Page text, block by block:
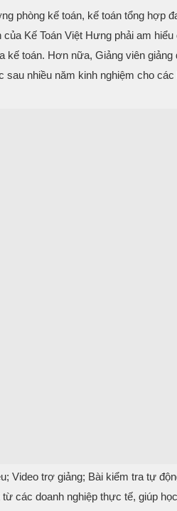
phòng kế toán, kế toán tổng hợp
Kế Toán Việt Hưng phải am
toán. Hơn nữa, Giảng viên
nhiều năm kinh nghiệm cho
Video trợ giảng; Bài kiểm tra tự
các doanh nghiệp thực tế, giúp